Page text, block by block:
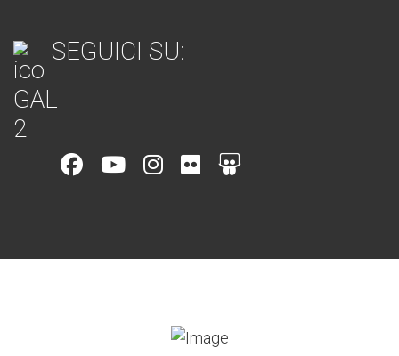
SEGUICI SU:
ItemItemItemItemItem